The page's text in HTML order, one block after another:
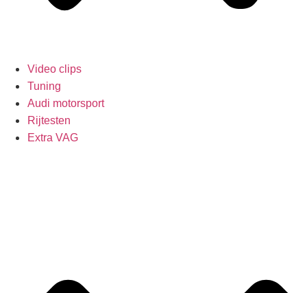
Video clips
Tuning
Audi motorsport
Rijtesten
Extra VAG